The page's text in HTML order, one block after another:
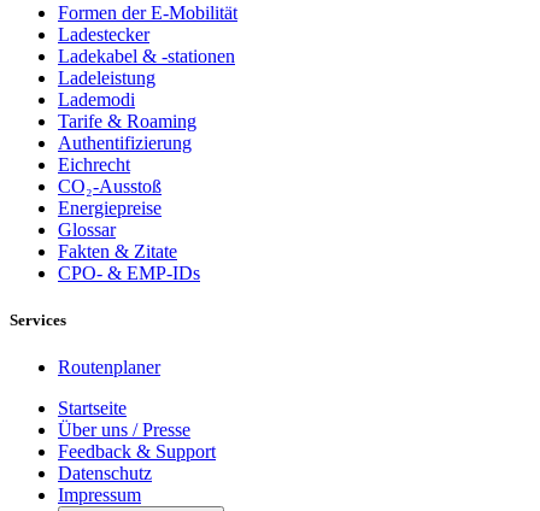
Formen der E-Mobilität
Ladestecker
Ladekabel & -stationen
Ladeleistung
Lademodi
Tarife & Roaming
Authentifizierung
Eichrecht
CO₂-Ausstoß
Energiepreise
Glossar
Fakten & Zitate
CPO- & EMP-IDs
Services
Routenplaner
Startseite
Über uns / Presse
Feedback & Support
Datenschutz
Impressum